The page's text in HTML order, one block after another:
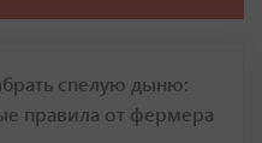
спелую дыню:
правила от фермера